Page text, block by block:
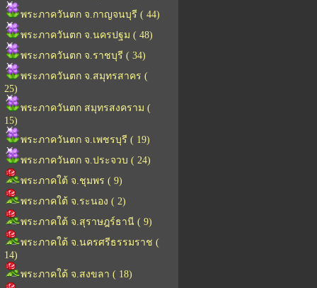
พระภาควันตก จ.กาญจนบุรี ( 44)
พระภาควันตก จ.นครปฐม ( 48)
พระภาควันตก จ.ราชบุรี ( 34)
พระภาควันตก จ.สมุทรสาคร (
25)
พระภาควันตก สมุทรสงคราม (
15)
พระภาควันตก จ.เพชรบุรี ( 19)
พระภาควันตก จ.ประจวบ ( 24)
พระภาคใต้ จ.ชุมพร ( 9)
พระภาคใต้ จ.ระนอง ( 2)
พระภาคใต้ จ.สุราษฎร์ธานี ( 9)
พระภาคใต้ จ.นครศรีธรรมราช (
14)
พระภาคใต้ จ.สงขลา ( 18)